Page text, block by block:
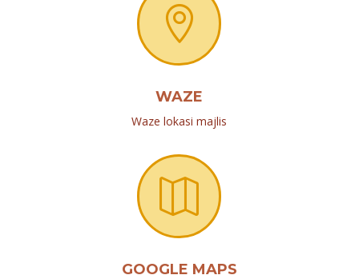

WAZE
Waze lokasi majlis

GOOGLE MAPS